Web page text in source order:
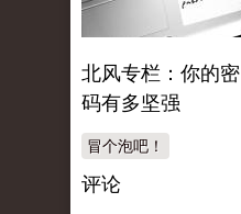
北风专栏：你的密
码有多坚强
冒个泡吧！
评论